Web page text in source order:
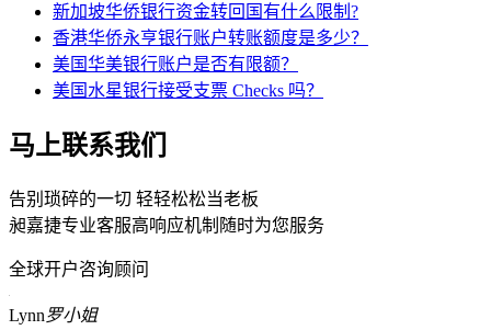
新加坡华侨银行资金转回国有什么限制?
香港华侨永亨银行账户转账额度是多少？
美国华美银行账户是否有限额？
美国水星银行接受支票 Checks 吗？
马上联系我们
告别琐碎的一切 轻轻松松当老板
昶嘉捷专业客服高响应机制随时为您服务
全球开户咨询顾问
Lynn罗小姐